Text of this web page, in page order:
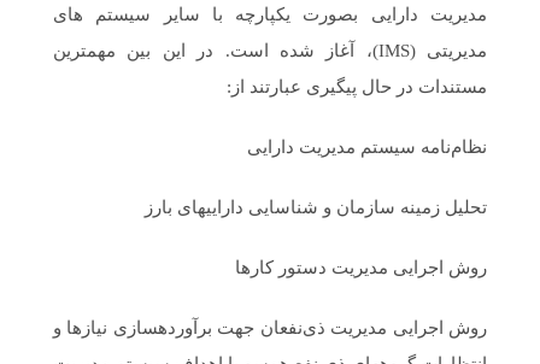
مدیریت دارایی بصورت یکپارچه با سایر سیستم های
مدیریتی (IMS)، آغاز شده است. در این بین مهم­ترین
مستندات در حال پیگیری عبارتند از:
نظام‌نامه سیستم مدیریت دارایی
تحلیل زمینه سازمان و شناسایی دارایی­های بارز
روش اجرایی مدیریت دستور کارها
روش اجرایی مدیریت ذی‌نفعان جهت برآورده­سازی نیازها و